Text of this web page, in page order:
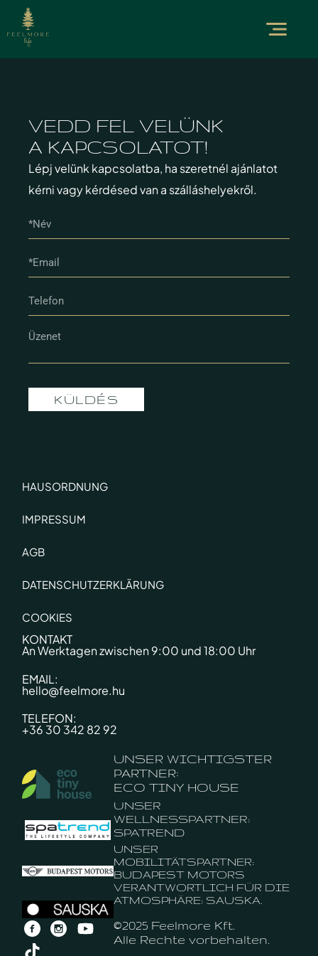
VEDD FEL VELÜNK
A KAPCSOLATOT!
Lépj velünk kapcsolatba, ha szeretnél ajánlatot
kérni vagy kérdésed van a szálláshelyekről.
KÜLDÉS
HAUSORDNUNG
IMPRESSUM
AGB
DATENSCHUTZERKLÄRUNG
COOKIES
KONTAKT
An Werktagen zwischen 9:00 und 18:00 Uhr
EMAIL:
hello@feelmore.hu
TELEFON:
+36 30 342 82 92
UNSER WICHTIGSTER
PARTNER:
ECO TINY HOUSE
UNSER
WELLNESSPARTNER:
SPATREND
UNSER
MOBILITÄTSPARTNER:
BUDAPEST MOTORS
VERANTWORTLICH FÜR DIE
ATMOSPHÄRE: SAUSKA.
©2025 Feelmore Kft.
Alle Rechte vorbehalten.